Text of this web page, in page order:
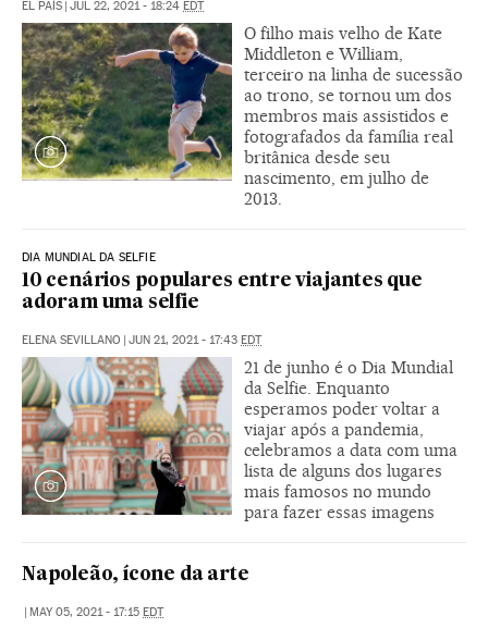
EL PAÍS JUL 22, 2021 - 18:24 EDT
O filho mais velho de Kate
Middleton e William,
terceiro na linha de sucessão
ao trono, se tornou um dos
membros mais assistidos e
fotografados da família real
britânica desde seu
nascimento, em julho de
2013.
DIA MUNDIAL DA SELFIE
10 cenários populares entre viajantes que
adoram uma selfie
ELENA SEVILLANO JUN 21, 2021 - 17:43 EDT
21 de junho é o Dia Mundial
da Selfie. Enquanto
esperamos poder voltar a
viajar após a pandemia,
celebramos a data com uma
lista de alguns dos lugares
mais famosos no mundo
para fazer essas imagens
Napoleão, ícone da arte
MAY 05, 2021 - 17:15 EDT